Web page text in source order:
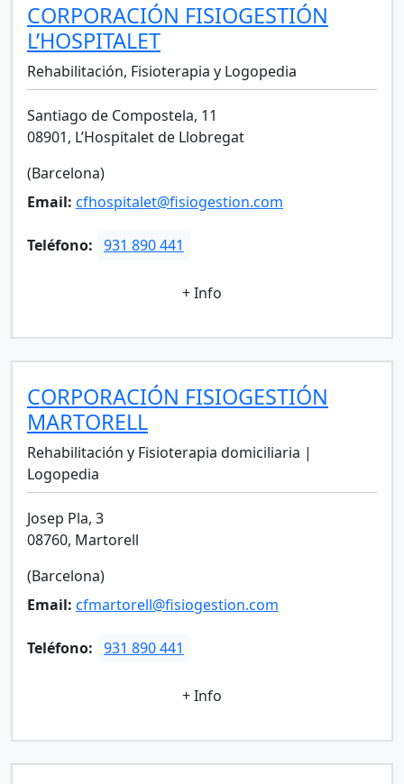
CORPORACIÓN FISIOGESTIÓN
L’HOSPITALET
Rehabilitación, Fisioterapia y Logopedia
Santiago de Compostela, 11
08901, L’Hospitalet de Llobregat
(Barcelona)
Email: cfhospitalet@fisiogestion.com
Teléfono: 931 890 441
+ Info
CORPORACIÓN FISIOGESTIÓN
MARTORELL
Rehabilitación y Fisioterapia domiciliaria |
Logopedia
Josep Pla, 3
08760, Martorell
(Barcelona)
Email: cfmartorell@fisiogestion.com
Teléfono: 931 890 441
+ Info